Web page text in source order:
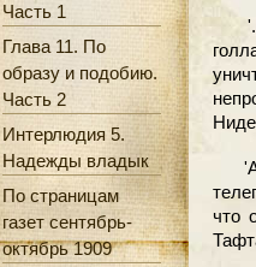
Часть 1
Глава 11. По
образу и подобию.
Часть 2
Интерлюдия 5.
Надежды владык
По страницам
газет сентябрь-
октябрь 1909
что